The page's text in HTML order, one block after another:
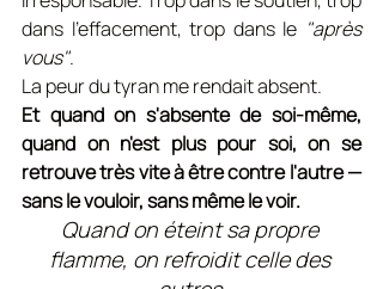
dans l'effacement, trop dans le "après
vous".
La peur du tyran me rendait absent.
Et quand on s'absente de soi-même,
quand on n'est plus pour soi, on se
retrouve très vite à être contre l'autre —
sans le vouloir, sans même le voir.
Quand on éteint sa propre
flamme, on refroidit celle des